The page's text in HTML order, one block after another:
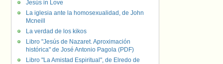
Jesús in Love
La iglesia ante la homosexualidad, de John
Mcneill
La verdad de los kikos
Libro "Jesús de Nazaret. Aproximación
histórica" de José Antonio Pagola (PDF)
Libro "La Amistad Espiritual", de Elredo de